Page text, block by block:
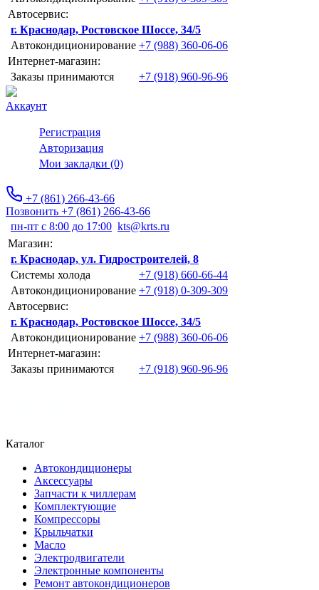
Автосервис:
г. Краснодар, Ростовское Шоссе, 34/5
Автокондиционирование +7 (988) 360-06-06
Интернет-магазин:
Заказы принимаются
+7 (918) 960-96-96
Аккаунт
Регистрация
Авторизация
Мои закладки (0)
+7 (861) 266-43-66
Позвонить +7 (861) 266-43-66
пн-пт с 8:00 до 17:00 kts@krts.ru
Магазин:
г. Краснодар, ул. Гидростроителей, 8
Системы холода
+7 (918) 660-66-44
Автокондиционирование +7 (918) 0-309-309
Автосервис:
г. Краснодар, Ростовское Шоссе, 34/5
Автокондиционирование +7 (988) 360-06-06
Интернет-магазин:
Заказы принимаются
+7 (918) 960-96-96
Каталог
Автокондиционеры
Аксессуары
Запчасти к чиллерам
Комплектующие
Компрессоры
Крыльчатки
Масло
Электродвигатели
Электронные компоненты
Ремонт автокондиционеров